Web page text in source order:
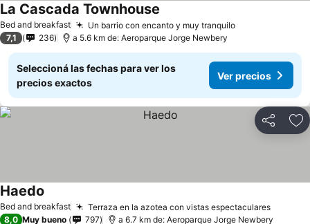
Bed and breakfast Un barrio con encanto y muy tranquilo
La Cascada Townhouse
7,1 236 a 5.6 km de: Aeroparque Jorge Newbery
Seleccioná las fechas para ver los
precios exactos
Ver precios
Compartir
Bed and breakfast Terraza en la azotea con vistas espectaculares
Haedo
8,0 Muy bueno 797 a 6.7 km de: Aeroparque Jorge Newbery